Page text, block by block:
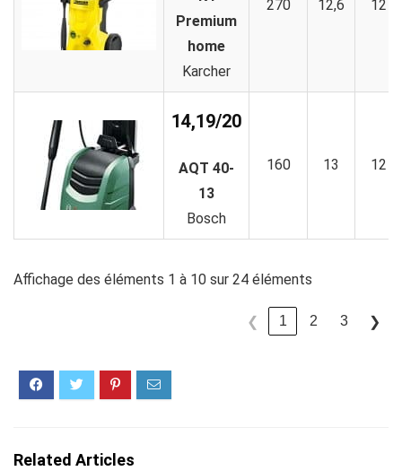
Premium
home
Karcher
270 12,6 12
14,19/20
AQT 40-
13
Bosch
160 13 12
Affichage des éléments 1 à 10 sur 24 éléments
❮ 1 2 3 ❯
Related Articles